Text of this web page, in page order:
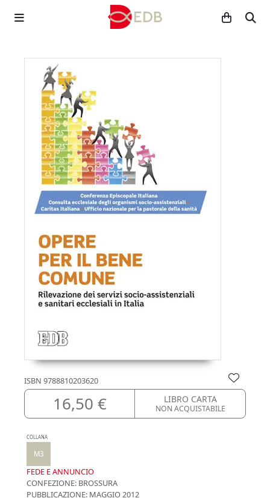
ISBN 9788810203620
16,50 € LIBRO CARTA
NON ACQUISTABILE
COLLANA
M3
FEDE E ANNUNCIO
CONFEZIONE: BROSSURA
PUBBLICAZIONE: MAGGIO 2012